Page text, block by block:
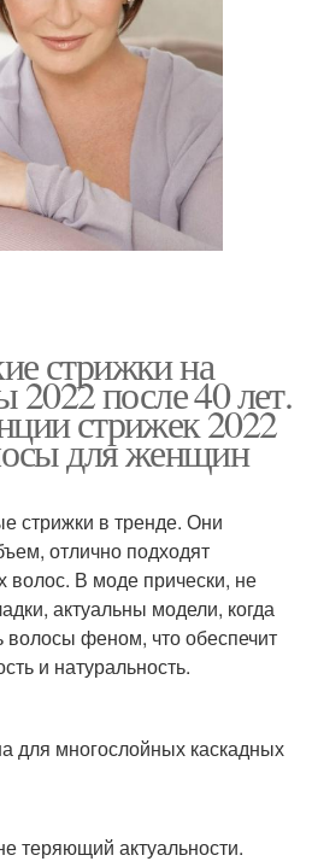
стрижки на
2022 после 40 лет.
стрижек 2022
для женщин
стрижки в тренде. Они
отлично подходят
волос. В моде прически, не
актуальны модели, когда
феном, что обеспечит
и натуральность.
для многослойных каскадных
теряющий актуальности.